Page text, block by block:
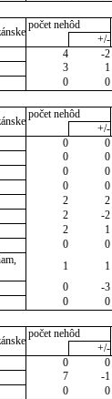
počet nehôd
+/-
4 -2
3 1
0 0
počet nehôd
+/-
0 0
0 0
0 0
0 0
2 2
2 -2
2 1
0 0
1 1
0 -3
0 0
počet nehôd
+/-
0 0
7 -1
0 0